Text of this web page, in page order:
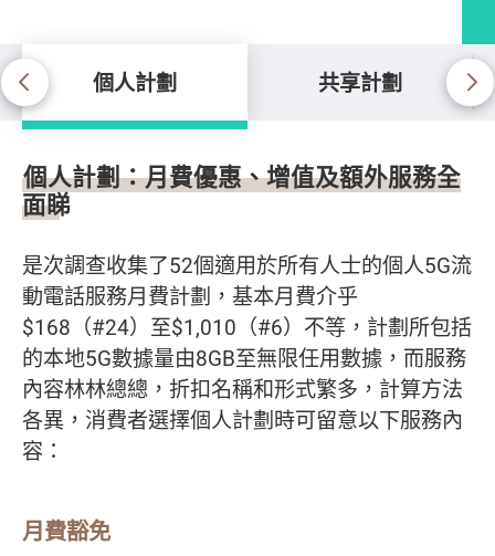
個人計劃 共享計劃
個人計劃
個人計劃：月費優惠、增值及額外服務全
面睇
是次調查收集了52個適用於所有人士的個人5G流
動電話服務月費計劃，基本月費介乎
$168（#24）至$1,010（#6）不等，計劃所包括
的本地5G數據量由8GB至無限任用數據，而服務
內容林林總總，折扣名稱和形式繁多，計算方法
各異，消費者選擇個人計劃時可留意以下服務內
容：
月費豁免